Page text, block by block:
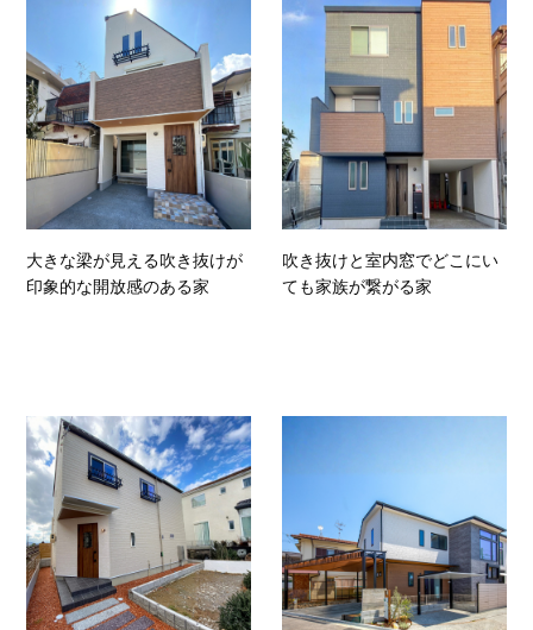
大きな梁が見える吹き抜けが
印象的な開放感のある家
吹き抜けと室内窓でどこにい
ても家族が繋がる家